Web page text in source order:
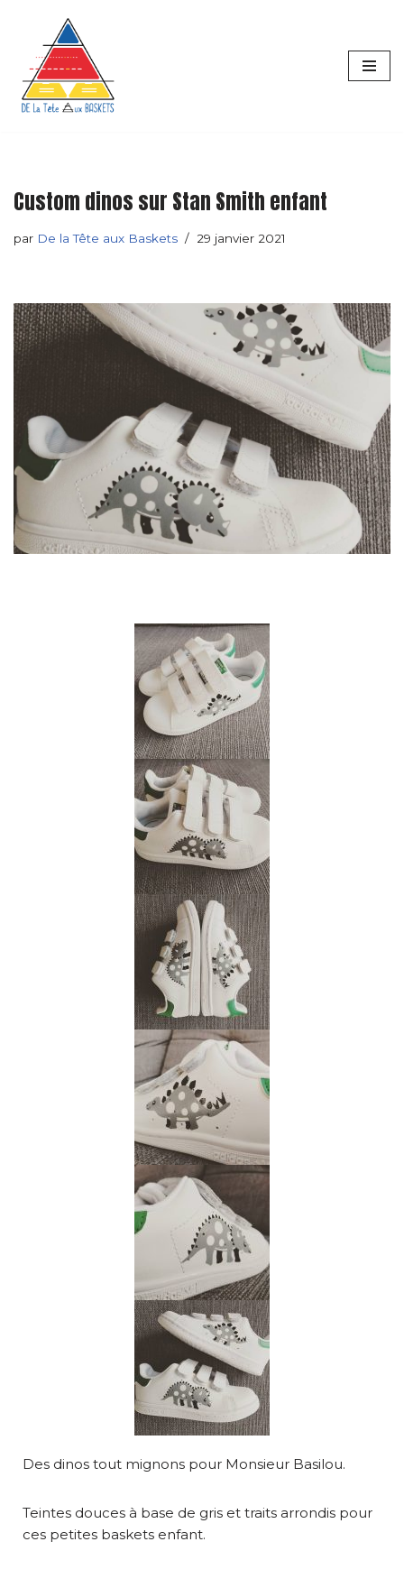
Aller
au
contenu
Custom dinos sur Stan Smith enfant
par De la Tête aux Baskets 29 janvier 2021
Des dinos tout mignons pour Monsieur Basilou.
Teintes douces à base de gris et traits arrondis pour
ces petites baskets enfant.